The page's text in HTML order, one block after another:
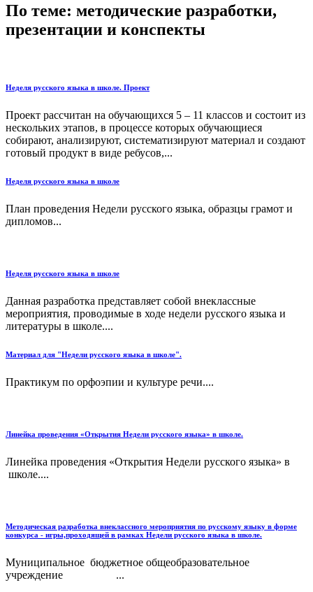
По теме: методические разработки,
презентации и конспекты
Неделя русского языка в школе. Проект
Проект рассчитан на обучающихся 5 – 11 классов и состоит из
нескольких этапов, в процессе которых обучающиеся
собирают, анализируют, систематизируют материал и создают
готовый продукт в виде ребусов,...
Неделя русского языка в школе
План проведения Недели русского языка, образцы грамот и
дипломов...
Неделя русского языка в школе
Данная разработка представляет собой внеклассные
мероприятия, проводимые в ходе недели русского языка и
литературы в школе....
Материал для "Недели русского языка в школе".
Практикум по орфоэпии и культуре речи....
Линейка проведения «Открытия Недели русского языка» в школе.
Линейка проведения «Открытия Недели русского языка» в
школе....
Методическая разработка внеклассного мероприятия по русскому языку в форме
конкурса - игры,проходящей в рамках Недели русского языка в школе.
Муниципальное бюджетное общеобразовательное
учреждение ...